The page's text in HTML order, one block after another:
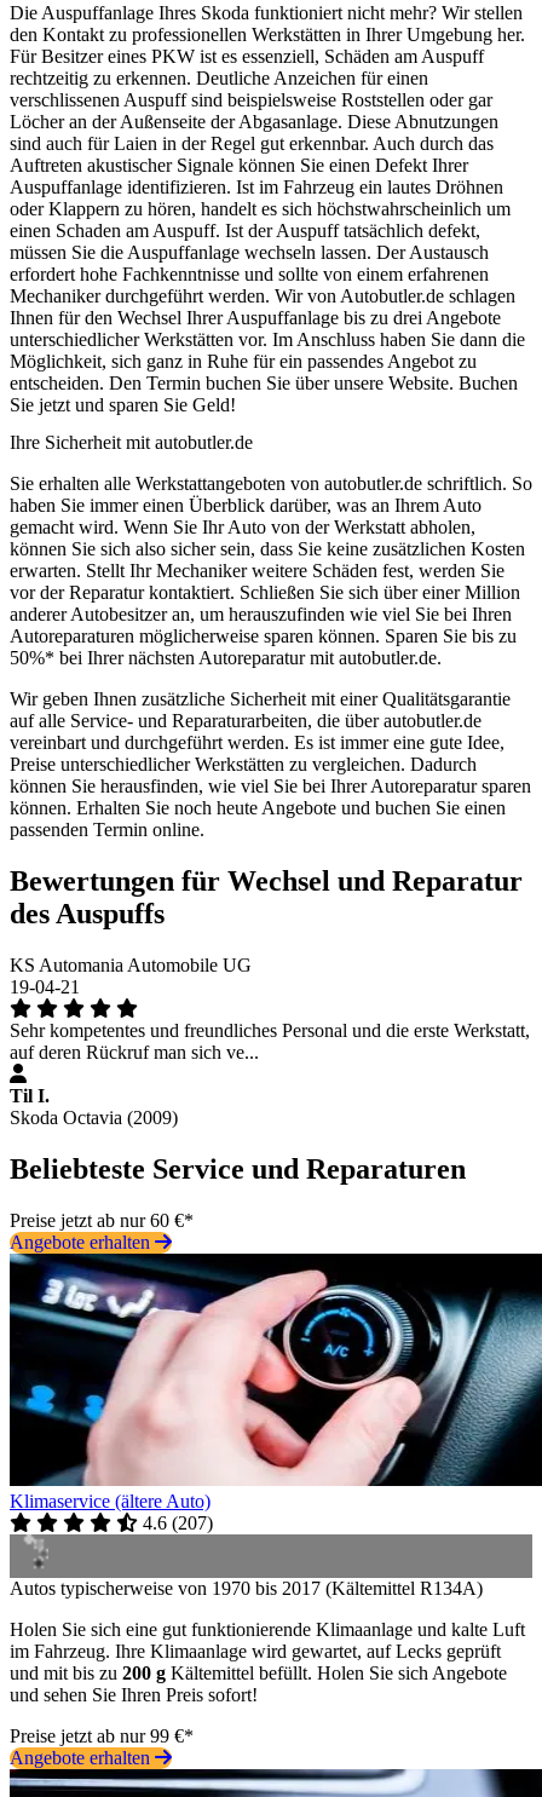
Die Auspuffanlage Ihres Skoda funktioniert nicht mehr? Wir stellen
den Kontakt zu professionellen Werkstätten in Ihrer Umgebung her.
Für Besitzer eines PKW ist es essenziell, Schäden am Auspuff
rechtzeitig zu erkennen. Deutliche Anzeichen für einen
verschlissenen Auspuff sind beispielsweise Roststellen oder gar
Löcher an der Außenseite der Abgasanlage. Diese Abnutzungen
sind auch für Laien in der Regel gut erkennbar. Auch durch das
Auftreten akustischer Signale können Sie einen Defekt Ihrer
Auspuffanlage identifizieren. Ist im Fahrzeug ein lautes Dröhnen
oder Klappern zu hören, handelt es sich höchstwahrscheinlich um
einen Schaden am Auspuff. Ist der Auspuff tatsächlich defekt,
müssen Sie die Auspuffanlage wechseln lassen. Der Austausch
erfordert hohe Fachkenntnisse und sollte von einem erfahrenen
Mechaniker durchgeführt werden. Wir von Autobutler.de schlagen
Ihnen für den Wechsel Ihrer Auspuffanlage bis zu drei Angebote
unterschiedlicher Werkstätten vor. Im Anschluss haben Sie dann die
Möglichkeit, sich ganz in Ruhe für ein passendes Angebot zu
entscheiden. Den Termin buchen Sie über unsere Website. Buchen
Sie jetzt und sparen Sie Geld!
Ihre Sicherheit mit autobutler.de
Sie erhalten alle Werkstattangeboten von autobutler.de schriftlich. So
haben Sie immer einen Überblick darüber, was an Ihrem Auto
gemacht wird. Wenn Sie Ihr Auto von der Werkstatt abholen,
können Sie sich also sicher sein, dass Sie keine zusätzlichen Kosten
erwarten. Stellt Ihr Mechaniker weitere Schäden fest, werden Sie
vor der Reparatur kontaktiert. Schließen Sie sich über einer Million
anderer Autobesitzer an, um herauszufinden wie viel Sie bei Ihren
Autoreparaturen möglicherweise sparen können. Sparen Sie bis zu
50%* bei Ihrer nächsten Autoreparatur mit autobutler.de.
Wir geben Ihnen zusätzliche Sicherheit mit einer Qualitätsgarantie
auf alle Service- und Reparaturarbeiten, die über autobutler.de
vereinbart und durchgeführt werden. Es ist immer eine gute Idee,
Preise unterschiedlicher Werkstätten zu vergleichen. Dadurch
können Sie herausfinden, wie viel Sie bei Ihrer Autoreparatur sparen
können. Erhalten Sie noch heute Angebote und buchen Sie einen
passenden Termin online.
Bewertungen für Wechsel und Reparatur
des Auspuffs
KS Automania Automobile UG
19-04-21
Sehr kompetentes und freundliches Personal und die erste Werkstatt,
auf deren Rückruf man sich ve...
Til I.
Skoda Octavia (2009)
Beliebteste Service und Reparaturen
Preise jetzt ab nur 60 €*
Angebote erhalten
Klimaservice (ältere Auto)
4.6 (207)
Autos typischerweise von 1970 bis 2017 (Kältemittel R134A)
Holen Sie sich eine gut funktionierende Klimaanlage und kalte Luft
im Fahrzeug. Ihre Klimaanlage wird gewartet, auf Lecks geprüft
und mit bis zu 200 g Kältemittel befüllt. Holen Sie sich Angebote
und sehen Sie Ihren Preis sofort!
Preise jetzt ab nur 99 €*
Angebote erhalten